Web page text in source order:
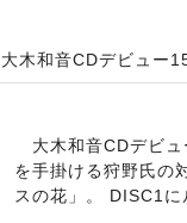
大木和音CDデビュー
大木和音CDデビ
を手掛ける狩野氏の
スの花」。 DISC1に